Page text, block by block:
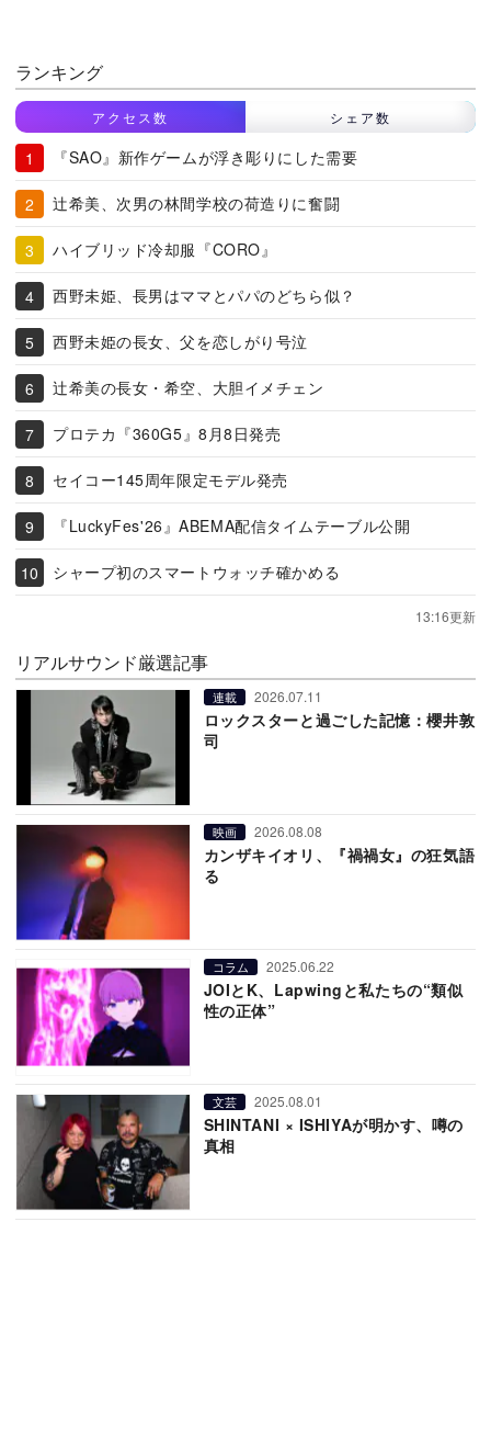
ランキング
アクセス数 シェア数
『SAO』新作ゲームが浮き彫りにした需要
辻希美、次男の林間学校の荷造りに奮闘
ハイブリッド冷却服『CORO』
西野未姫、長男はママとパパのどちら似？
西野未姫の長女、父を恋しがり号泣
辻希美の長女・希空、大胆イメチェン
プロテカ『360G5』8月8日発売
セイコー145周年限定モデル発売
『LuckyFes'26』ABEMA配信タイムテーブル公開
シャープ初のスマートウォッチ確かめる
13:16更新
リアルサウンド厳選記事
連載 2026.07.11
ロックスターと過ごした記憶：櫻井敦
司
映画 2026.08.08
カンザキイオリ、『禍禍女』の狂気語
る
コラム 2025.06.22
JOIとK、Lapwingと私たちの“類似
性の正体”
文芸 2025.08.01
SHINTANI × ISHIYAが明かす、噂の
真相